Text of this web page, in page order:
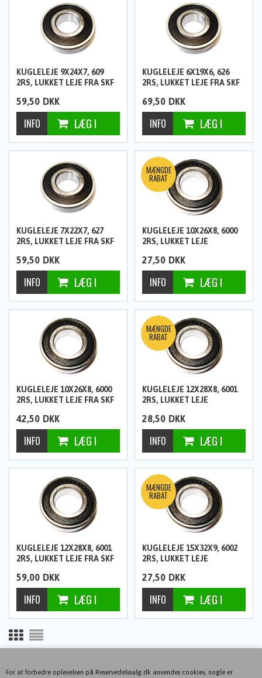
For at forbedre oplevelsen på Reservedelssalg.dk anvendes cookies, nogle er
KUGLELEJE 9X24X7, 609
2RS, LUKKET LEJE FRA SKF
59,50 DKK
KUGLELEJE 6X19X6, 626
2RS, LUKKET LEJE FRA SKF
69,50 DKK
KUGLELEJE 7X22X7, 627
2RS, LUKKET LEJE FRA SKF
59,50 DKK
KUGLELEJE 10X26X8, 6000
2RS, LUKKET LEJE
27,50 DKK
KUGLELEJE 10X26X8, 6000
2RS, LUKKET LEJE FRA SKF
42,50 DKK
KUGLELEJE 12X28X8, 6001
2RS, LUKKET LEJE
28,50 DKK
KUGLELEJE 12X28X8, 6001
2RS, LUKKET LEJE FRA SKF
59,00 DKK
KUGLELEJE 15X32X9, 6002
2RS, LUKKET LEJE
27,50 DKK
NÆSTE-->